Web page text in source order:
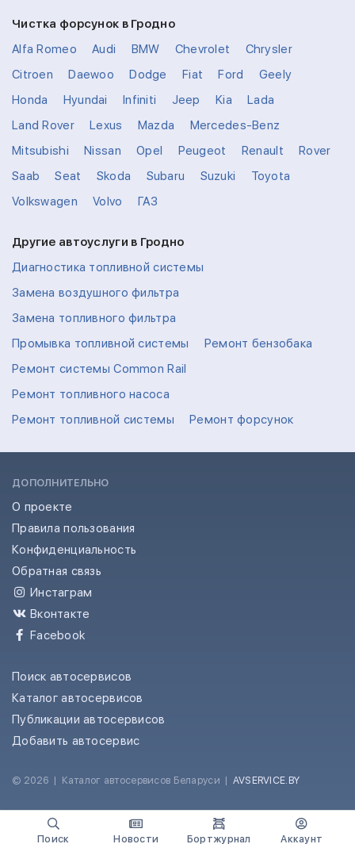
Чистка форсунок в Гродно
Alfa Romeo
Audi BMW Chevrolet
Chrysler
Citroen
Daewoo Dodge Fiat Ford
Geely
Honda
Hyundai Infiniti Jeep Kia
Lada
Land Rover
Lexus Mazda
Mercedes-Benz
Mitsubishi
Nissan Opel Peugeot Renault
Rover
Saab
Seat Skoda Subaru Suzuki
Toyota
Volkswagen
Volvo ГАЗ
Другие автоуслуги в Гродно
Диагностика топливной системы
Замена воздушного фильтра
Замена топливного фильтра
Промывка топливной системы
Ремонт бензобака
Ремонт системы Common Rail
Ремонт топливного насоса
Ремонт топливной системы
Ремонт форсунок
ДОПОЛНИТЕЛЬНО
О проекте
Правила пользования
Конфиденциальность
Обратная связь
Инстаграм
Вконтакте
Facebook
Поиск автосервисов
Каталог автосервисов
Публикации автосервисов
Добавить автосервис
© 2026 | Каталог автосервисов Беларуси | AVSERVICE.BY
Поиск Новости Бортжурнал Аккаунт